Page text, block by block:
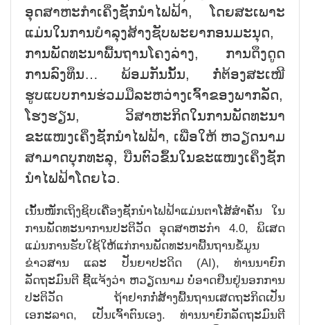
ອຸດສາຫະກຳເຄິ່ງຊັກນຳໄຟຟ້າ, ໂດຍສະເພາະ
ແມ່ນໃນການບຳລຸງສ້າງຊັບພະຍາກອນມະນຸດ,
ການພັດທະນາພື້ນຖານໂຄງລ່າງ, ການດຶງດູດ
ການລົງທຶນ… ພ້ອມກັນນັ້ນ, ກໍ່ຕ້ອງສະເໜີ
ຮູບແບບການຮ່ວມມືລະຫວ່າງເຈົ້າຂອງພາກລັດ,
ໂຮງຮຽນ, ວິສາຫະກິດໃນການພັດທະນາ
ຂະແໜງເຄິ່ງຊັກນຳໄຟຟ້າ, ເພື່ອໃຫ້ ຫວຽດນາມ
ສາມາດບຸກທະລຸ, ບືນຕົວຂຶ້ນໃນຂະແໜງເຄິ່ງຊັກ
ນຳໄຟຟ້າໂດຍໄວ.
ເນັ້ນໜັກເຖິງຊິບເຄື່ອງຊັກນຳໄຟຟ້າແມ່ນຕາໂສ້ສຳຄັນ ໃນ
ການພັດທະນາການປະຕິວັດ ອຸດສາຫະກຳ 4.0, ພິເສດ
ແມ່ນການຮັບໃຊ້ໃຫ້ແກ່ການພັດທະນາພື້ນຖານຂໍ້ມູນ
ຂ່າວສານ ແລະ ປັນຍາປະດິດ (AI), ທ່ານນາຍົກ
ລັດຖະມົນຕີ ຊີ້ແຈ້ງວ່າ ຫວຽດນາມ ບໍ່ອາດຢືນຢູ່ນອກການ
ປະຕິວັດ ຖ້າຢາກກໍ່ສ້າງພື້ນຖານເສດຖະກິດເປັນ
ເອກະລາດ, ເປັນເຈົ້າຕົນເອງ. ທ່ານນາຍົກລັດຖະມົນຕີ